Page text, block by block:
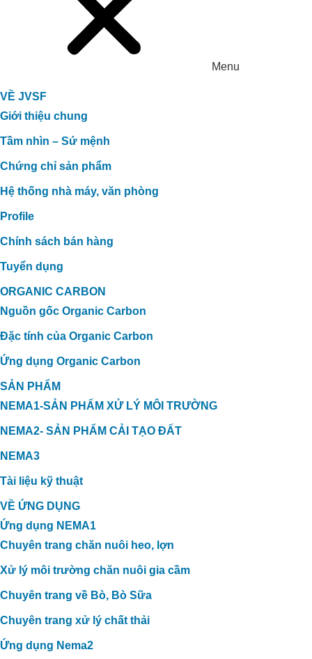
Menu
VỀ JVSF
Giới thiệu chung
Tầm nhìn – Sứ mệnh
Chứng chỉ sản phẩm
Hệ thống nhà máy, văn phòng
Profile
Chính sách bán hàng
Tuyển dụng
ORGANIC CARBON
Nguồn gốc Organic Carbon
Đặc tính của Organic Carbon
Ứng dụng Organic Carbon
SẢN PHẨM
NEMA1-SẢN PHẨM XỬ LÝ MÔI TRƯỜNG
NEMA2- SẢN PHẨM CẢI TẠO ĐẤT
NEMA3
Tài liệu kỹ thuật
VỀ ỨNG DỤNG
Ứng dụng NEMA1
Chuyên trang chăn nuôi heo, lợn
Xử lý môi trường chăn nuôi gia cầm
Chuyên trang về Bò, Bò Sữa
Chuyên trang xử lý chất thải
Ứng dụng Nema2